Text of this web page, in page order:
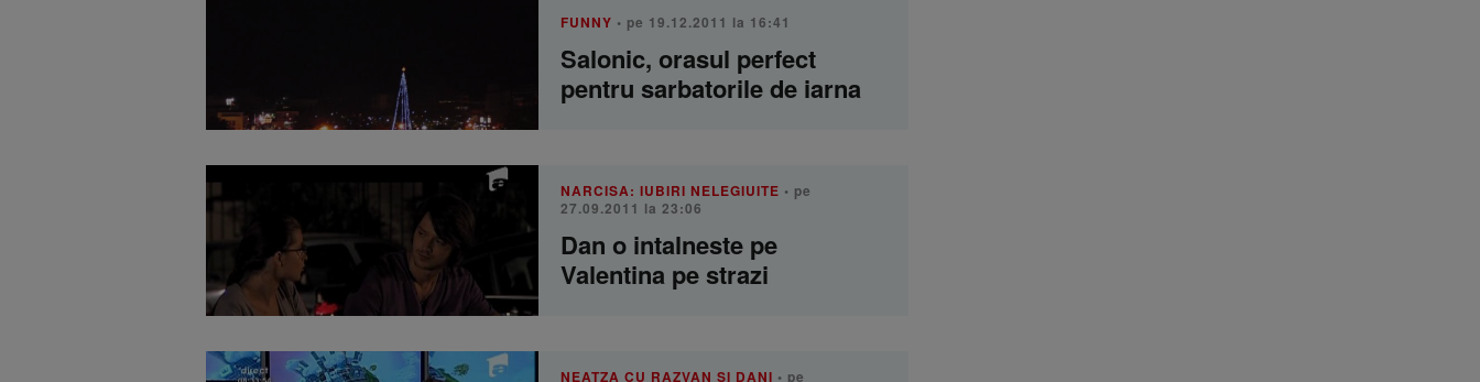
FUNNY • pe 19.12.2011 la 16:41
Salonic, orasul perfect
pentru sarbatorile de iarna
NARCISA: IUBIRI NELEGIUITE • pe
27.09.2011 la 23:06
Dan o intalneste pe
Valentina pe strazi
NEATZA CU RAZVAN SI DANI • pe